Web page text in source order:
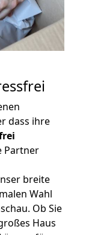
dass ihre
Partner
breite
Wahl
Ob Sie
Haus